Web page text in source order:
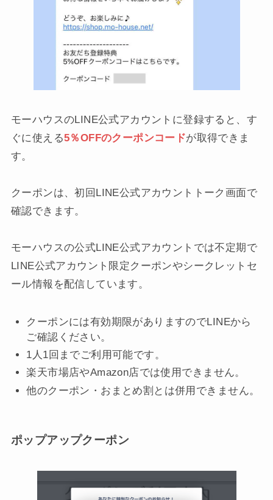
モーハウスのLINE公式アカウントに登録すると、す
ぐに使える5％OFFのクーポンコードが取得できま
す。
クーポンは、初回LINE公式アカウントトーク画面で
確認できます。
モーハウスの公式LINE公式アカウントでは不定期で
LINE公式アカウント限定クーポンやシークレットセ
ール情報を配信しています。
クーポンには有効期限がありますのでLINEから
ご確認ください。
1人1回までご利用可能です。
楽天市場店やAmazon店では使用できません。
他のクーポン・おまとめ割とは併用できません。
ポップアップクーポン